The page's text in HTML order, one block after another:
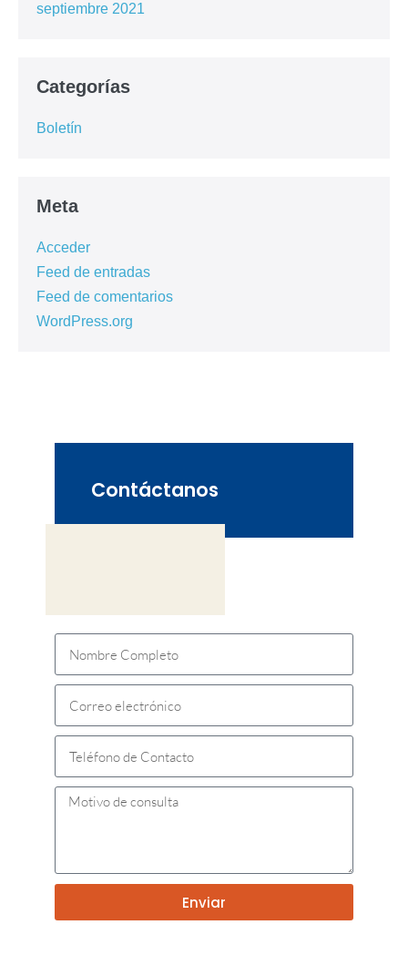
septiembre 2021
Categorías
Boletín
Meta
Acceder
Feed de entradas
Feed de comentarios
WordPress.org
Contáctanos
Enviar